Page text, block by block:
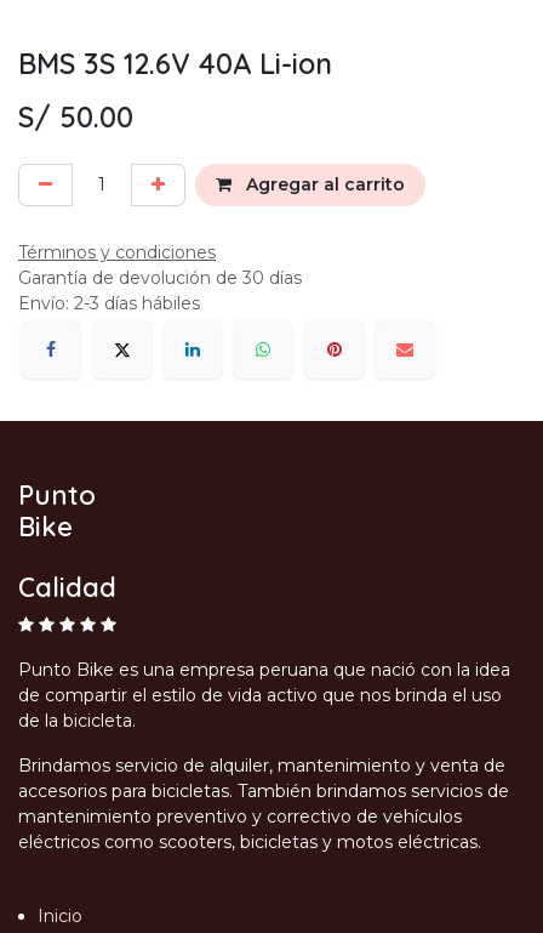
BMS 3S 12.6V 40A Li-ion
S/ 50.00
Agregar al carrito
Términos y condiciones
Garantía de devolución de 30 días
Envío: 2-3 días hábiles
Punto
Bike
Calidad
Punto Bike es una empresa peruana que nació con la idea
de compartir el estilo de vida activo que nos brinda el uso
de la bicicleta.
Brindamos servicio de alquiler, mantenimiento y venta de
accesorios para bicicletas. También brindamos servicios de
mantenimiento preventivo y correctivo de vehículos
eléctricos como scooters, bicicletas y motos eléctricas.
Inicio